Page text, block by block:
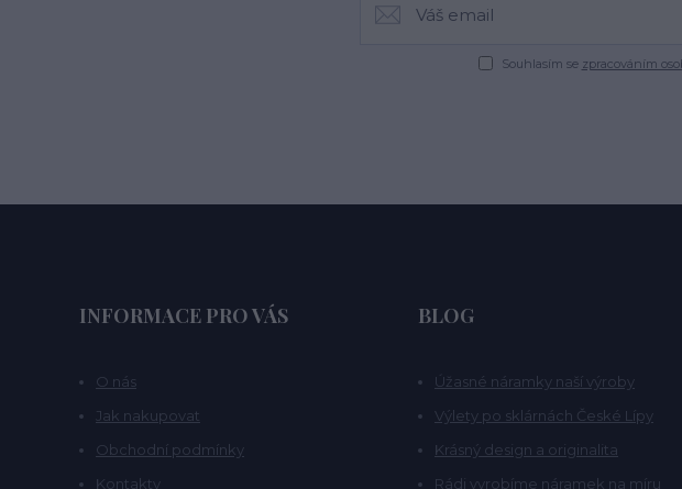
Souhlasím se zpracováním
INFORMACE PRO VÁS
O nás
Jak nakupovat
Obchodní podmínky
Kontakty
BLOG
Úžasné náramky naší výroby
Výlety po sklárnách České Lípy
Krásný design a originalita
Rádi vyrobíme náramek na míru